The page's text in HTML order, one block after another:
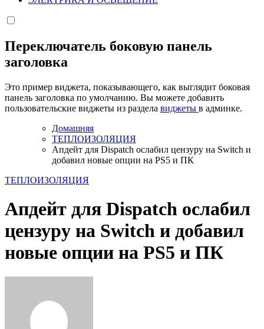
Переключатель боковую панель
заголовка
Это пример виджета, показывающего, как выглядит боковая
панель заголовка по умолчанию. Вы можете добавить
пользовательские виджеты из раздела виджеты в админке.
Домашняя
ТЕПЛОИЗОЛЯЦИЯ
Апдейт для Dispatch ослабил цензуру на Switch и
добавил новые опции на PS5 и ПК
ТЕПЛОИЗОЛЯЦИЯ
Апдейт для Dispatch ослабил
цензуру на Switch и добавил
новые опции на PS5 и ПК